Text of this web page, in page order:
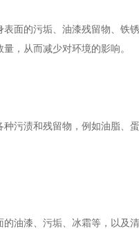
面的污垢、油漆残留物、铁
，从而减少对环境的影响。
污渍和残留物，例如油脂、
油漆、污垢、冰霜等，以及